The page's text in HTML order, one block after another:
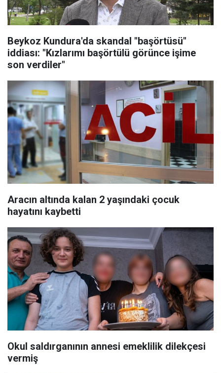
Beykoz Kundura'da skandal "başörtüsü"
iddiası: "Kızlarımı başörtülü görünce işime
son verdiler"
Aracın altında kalan 2 yaşındaki çocuk
hayatını kaybetti
Okul saldırganının annesi emeklilik dilekçesi
vermiş